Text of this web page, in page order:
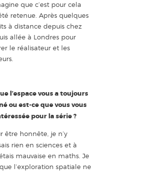
que c’est pour cela
retenue. Après quelques
à distance depuis chez
allée à Londres pour
le réalisateur et les
l’espace vous a toujours
ou est-ce que vous vous
pour la série ?
être honnête, je n’y
rien en sciences et à
mauvaise en maths. Je
l’exploration spatiale ne